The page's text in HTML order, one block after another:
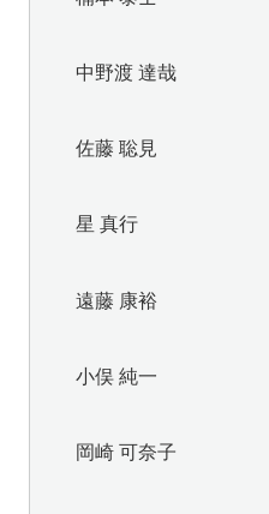
中野渡 達哉
佐藤 聡見
星 真行
遠藤 康裕
小俣 純一
岡崎 可奈子